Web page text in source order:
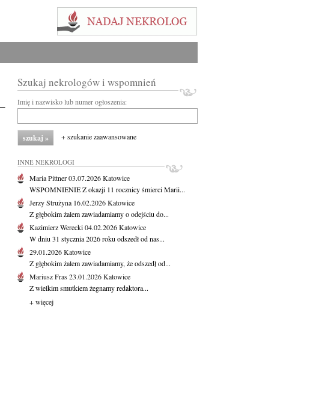
Szukaj nekrologów i wspomnień
Imię i nazwisko lub numer ogłoszenia:
+ szukanie zaawansowane
INNE NEKROLOGI
Maria Pittner03.07.2026Katowice
WSPOMNIENIE Z okazji 11 rocznicy śmierci Marii...
Jerzy Strużyna 16.02.2026Katowice
Z głębokim żalem zawiadamiamy o odejściu do...
Kazimierz Werecki04.02.2026Katowice
W dniu 31 stycznia 2026 roku odszedł od nas...
29.01.2026Katowice
Z głębokim żalem zawiadamiamy, że odszedł od...
Mariusz Fras23.01.2026Katowice
Z wielkim smutkiem żegnamy redaktora...
+ więcej